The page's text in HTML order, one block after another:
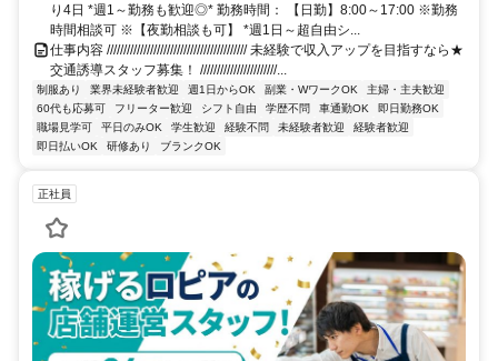
り4日 *週1～勤務も歓迎◎* 勤務時間： 【日勤】8:00～17:00 ※勤務
時間相談可 ※【夜勤相談も可】 *週1日～超自由シ...
仕事内容 ////////////////////////////////////////// 未経験で収入アップを目指すなら★
交通誘導スタッフ募集！ ///////////////////////...
制服あり 業界未経験者歓迎 週1日からOK 副業・WワークOK
主婦・主夫歓迎
60代も応募可
フリーター歓迎 シフト自由 学歴不問 車通勤OK
即日勤務OK
職場見学可
平日のみOK 学生歓迎 経験不問 未経験者歓迎
経験者歓迎
即日払いOK
研修あり ブランクOK
正社員